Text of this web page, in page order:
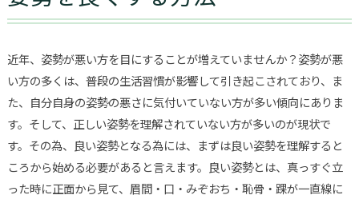
近年、姿勢が悪い方を目にすることが増えていませんか？姿勢が悪
い方の多くは、普段の生活習慣が影響して引き起こされており、ま
た、自分自身の姿勢の悪さに気付いていない方が多い傾向にありま
す。そして、正しい姿勢を理解されていない方が多いのが現状で
す。その為、良い姿勢となる為には、まずは良い姿勢を理解すると
ころから始める必要があると言えます。良い姿勢とは、真っすぐ立
った時に正面から見て、眉間・口・みぞおち・恥骨・踝が一直線に